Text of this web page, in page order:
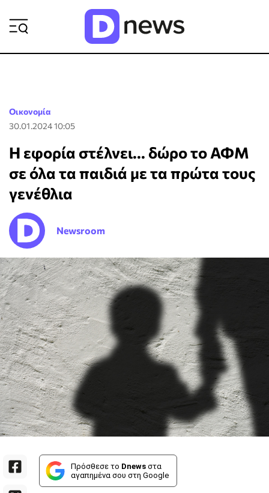
Οικονομία
30.01.2024 10:05
Η εφορία στέλνει... δώρο το ΑΦΜ
σε όλα τα παιδιά με τα πρώτα τους
γενέθλια
Newsroom
Πρόσθεσε το Dnews στα
αγαπημένα σου στη Google